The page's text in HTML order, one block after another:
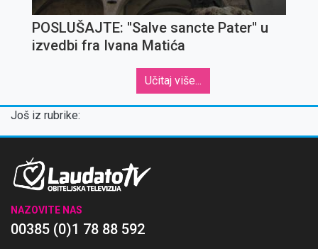
POSLUŠAJTE: ''Salve sancte Pater'' u
izvedbi fra Ivana Matića
Učitaj više...
Još iz rubrike:
NAZOVITE NAS
00385 (0)1 78 88 592